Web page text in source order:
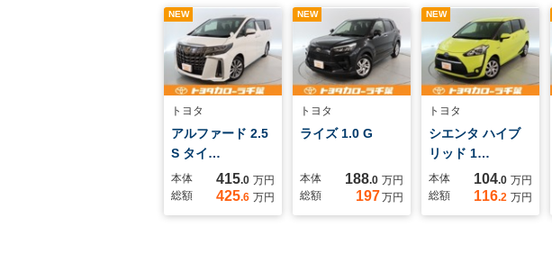
NEW
トヨタ
アルファード 2.5
S タイ…
本体 415.0 万円
総額
425.6 万円
NEW
トヨタ
ライズ 1.0 G
本体 188.0 万円
総額
197万円
NEW
トヨタ
シエンタ ハイブ
リッド 1…
本体 104.0 万円
総額
116.2 万円